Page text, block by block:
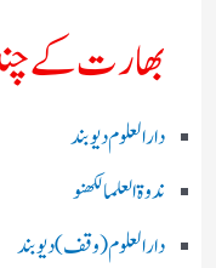
بھارت کے
دارالعلوم دیوبند
ندوۃالعلما لکھنو
دارالعلوم (وقف)دیوبند